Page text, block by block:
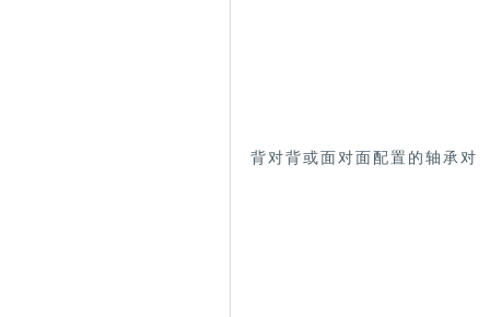
背对背或面对面配置的轴承对